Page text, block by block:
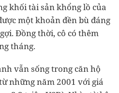
khối tài sản khổng lồ của
một khoản đền bù đáng
Đồng thời, cô có thêm
tháng.
vẫn sống trong căn hộ
những năm 2001 với giá